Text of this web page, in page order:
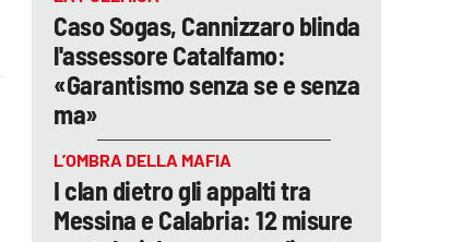
Caso Sogas, Cannizzaro blinda
l'assessore Catalfamo:
«Garantismo senza se e senza
ma»
L’OMBRA DELLA MAFIA
I clan dietro gli appalti tra
Messina e Calabria: 12 misure